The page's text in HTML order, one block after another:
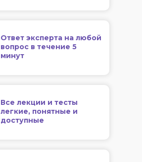
Ответ эксперта на любой
вопрос в течение 5
минут
Все лекции и тесты
легкие, понятные и
доступные